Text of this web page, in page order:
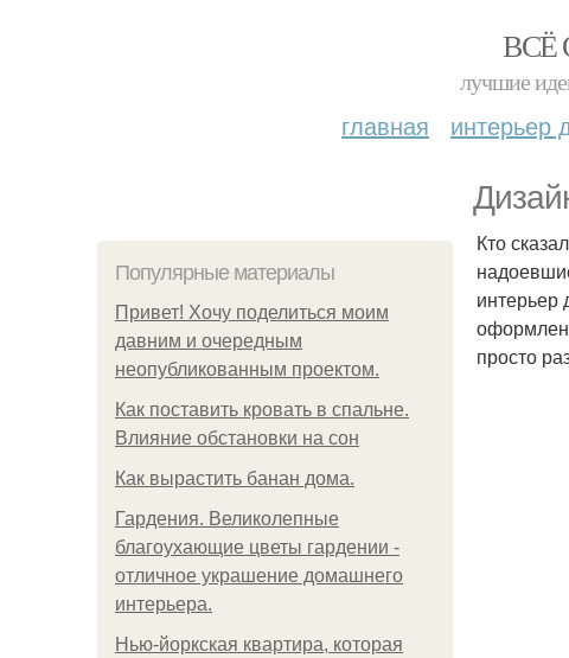
ВСЁ
лучшие
главная интерьер
Популярные материалы
Привет! Хочу поделиться моим
давним и очередным
неопубликованным проектом.
Как поставить кровать в спальне.
Влияние обстановки на сон
Как вырастить банан дома.
Гардения. Великолепные
благоухающие цветы гардении -
отличное украшение домашнего
интерьера.
Нью-йоркская квартира, которая
Кто
интерьер
просто